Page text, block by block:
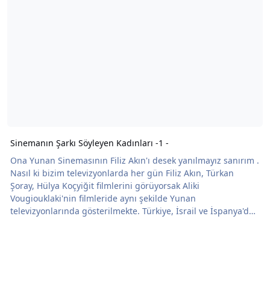
Sinemanın Şarkı Söyleyen Kadınları -1 -
Ona Yunan Sinemasının Filiz Akın'ı desek yanılmayız sanırım .
Nasıl ki bizim televizyonlarda her gün Filiz Akın, Türkan
Şoray, Hülya Koçyiğit filmlerini görüyorsak Aliki
Vougiouklaki'nin filmleride aynı şekilde Yunan
televizyonlarında gösterilmekte. Türkiye, İsrail ve İspanya'da